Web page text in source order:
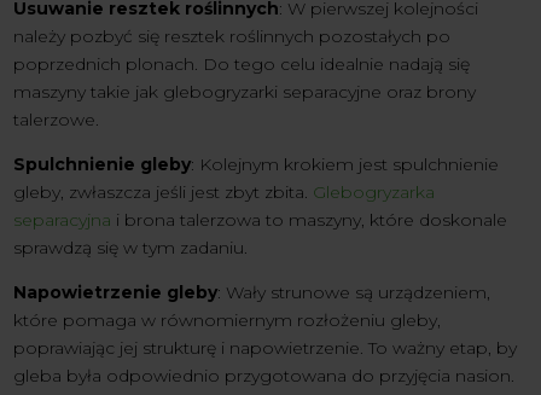
Usuwanie resztek roślinnych: W pierwszej kolejności
należy pozbyć się resztek roślinnych pozostałych po
poprzednich plonach. Do tego celu idealnie nadają się
maszyny takie jak glebogryzarki separacyjne oraz brony
talerzowe.
Spulchnienie gleby: Kolejnym krokiem jest spulchnienie
gleby, zwłaszcza jeśli jest zbyt zbita. Glebogryzarka
separacyjna i brona talerzowa to maszyny, które doskonale
sprawdzą się w tym zadaniu.
Napowietrzenie gleby: Wały strunowe są urządzeniem,
które pomaga w równomiernym rozłożeniu gleby,
poprawiając jej strukturę i napowietrzenie. To ważny etap, by
gleba była odpowiednio przygotowana do przyjęcia nasion.